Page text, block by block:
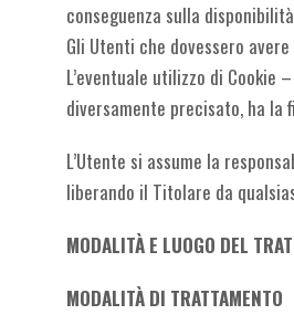
conseguenza sulla
Gli Utenti che dovessero
L’eventuale utilizzo di
diversamente precisato, ha
L’Utente si assume la
liberando il Titolare da
MODALITÀ E LUOGO DEL
MODALITÀ DI TRATTAMENTO